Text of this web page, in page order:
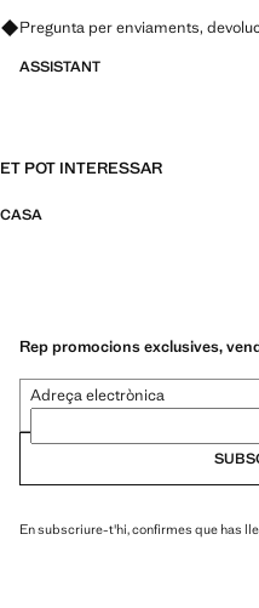
Pregunta per enviaments,
ASSISTANT
ET POT INTERESSAR
CASA
Rep promocions exclusives,
Adreça electrònica
En subscriure-t'hi, confirmes que has